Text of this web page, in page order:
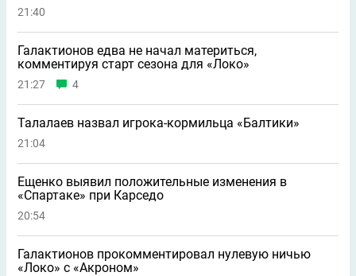
21:40
Галактионов едва не начал материться,
комментируя старт сезона для «Локо»
21:27 4
Талалаев назвал игрока-кормильца «Балтики»
21:04
Ещенко выявил положительные изменения в
«Спартаке» при Карседо
20:54
Галактионов прокомментировал нулевую ничью
«Локо» с «Акроном»